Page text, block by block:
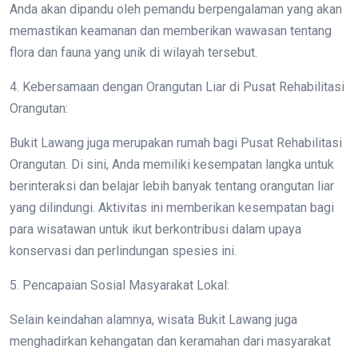
Anda akan dipandu oleh pemandu berpengalaman yang akan
memastikan keamanan dan memberikan wawasan tentang
flora dan fauna yang unik di wilayah tersebut.
4. Kebersamaan dengan Orangutan Liar di Pusat Rehabilitasi
Orangutan:
Bukit Lawang juga merupakan rumah bagi Pusat Rehabilitasi
Orangutan. Di sini, Anda memiliki kesempatan langka untuk
berinteraksi dan belajar lebih banyak tentang orangutan liar
yang dilindungi. Aktivitas ini memberikan kesempatan bagi
para wisatawan untuk ikut berkontribusi dalam upaya
konservasi dan perlindungan spesies ini.
5. Pencapaian Sosial Masyarakat Lokal:
Selain keindahan alamnya, wisata Bukit Lawang juga
menghadirkan kehangatan dan keramahan dari masyarakat